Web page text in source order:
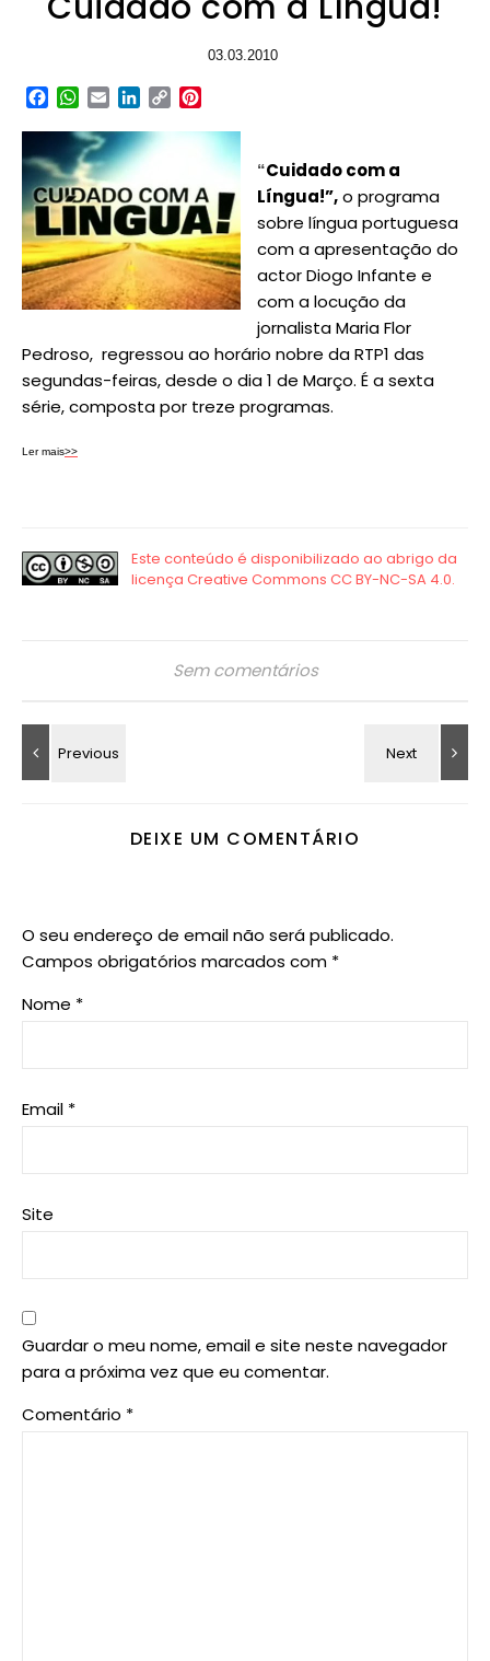
03.03.2010
Facebook
WhatsApp
EmailLinkedIn
Copy
“Cuidado com a
Língua!”,o programa
sobre língua portuguesa
com a apresentação do
actor Diogo Infante e
com a locução da
jornalista Maria Flor
Pedroso, regressou ao horário nobre da RTP1 das
segundas-feiras, desde o dia 1 de Março. É a sexta
série, composta por treze programas.
Ler mais>>
Sem comentários
DEIXE UM COMENTÁRIO
O seu endereço de email não será publicado.
Campos obrigatórios marcados com *
Nome *
Email *
Site
Guardar o meu nome, email e site neste navegador
para a próxima vez que eu comentar.
Comentário *